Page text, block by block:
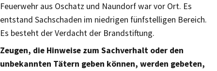
Feuerwehr aus Oschatz und Naundorf war vor Ort. Es
entstand Sachschaden im niedrigen fünfstelligen Bereich.
Es besteht der Verdacht der Brandstiftung.
Zeugen, die Hinweise zum Sachverhalt oder den
unbekannten Tätern geben können, werden gebeten,